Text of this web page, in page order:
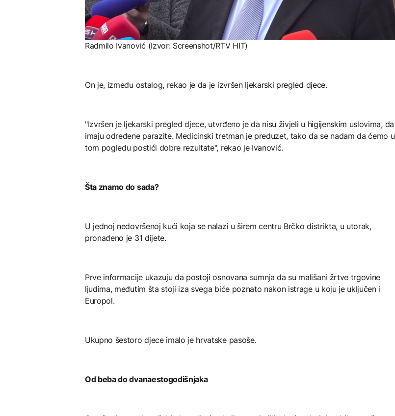
Radmilo Ivanović (Izvor: Screenshot/RTV HIT)
On je, između ostalog, rekao je da je izvršen ljekarski pregled djece.
"Izvršen je ljekarski pregled djece, utvrđeno je da nisu živjeli u higijenskim uslovima, da
imaju određene parazite. Medicinski tretman je preduzet, tako da se nadam da ćemo u
tom pogledu postići dobre rezultate", rekao je Ivanović.
Šta znamo do sada?
U jednoj nedovršenoj kući koja se nalazi u širem centru Brčko distrikta, u utorak,
pronađeno je 31 dijete.
Prve informacije ukazuju da postoji osnovana sumnja da su mališani žrtve trgovine
ljudima, međutim šta stoji iza svega biće poznato nakon istrage u koju je uključen i
Europol.
Ukupno šestoro djece imalo je hrvatske pasoše.
Od beba do dvanaestogodišnjaka